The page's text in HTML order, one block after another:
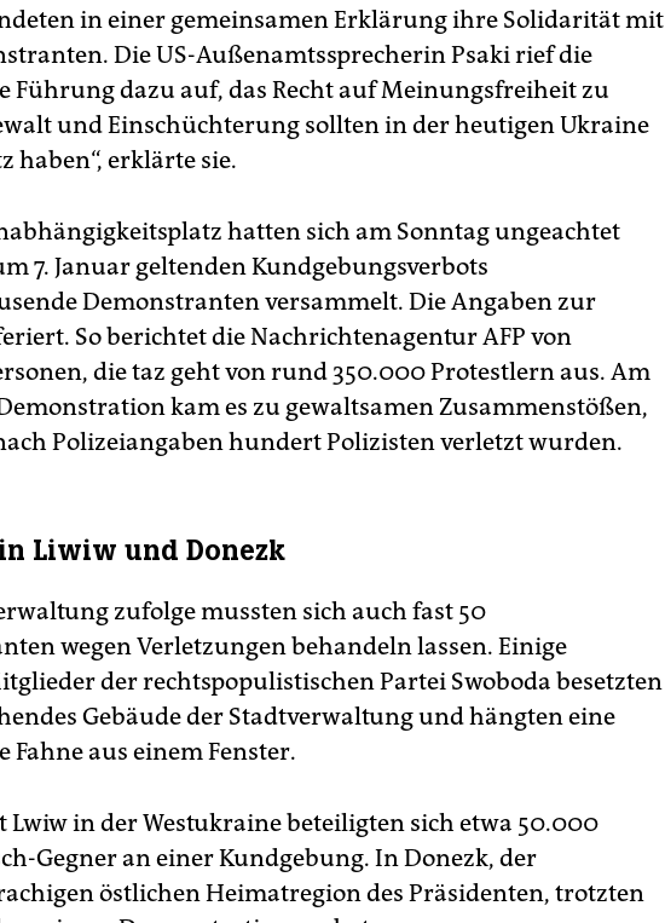
in einer gemeinsamen Erklärung ihre Solidarität mit
Die US-Außenamtssprecherin Psaki rief die
Führung dazu auf, das Recht auf Meinungsfreiheit zu
und Einschüchterung sollten in der heutigen Ukraine
haben“, erklärte sie.
hatten sich am Sonntag ungeachtet
7. Januar geltenden Kundgebungsverbots
Demonstranten versammelt. Die Angaben zur
So berichtet die Nachrichtenagentur AFP von
die taz geht von rund 350.000 Protestlern aus. Am
kam es zu gewaltsamen Zusammenstößen,
Polizeiangaben hundert Polizisten verletzt wurden.
Liwiw und Donezk
zufolge mussten sich auch fast 50
wegen Verletzungen behandeln lassen. Einige
der rechtspopulistischen Partei Swoboda besetzten
Gebäude der Stadtverwaltung und hängten eine
Fahne aus einem Fenster.
Lwiw in der Westukraine beteiligten sich etwa 50.000
Gegner an einer Kundgebung. In Donezk, der
östlichen Heimatregion des Präsidenten, trotzten